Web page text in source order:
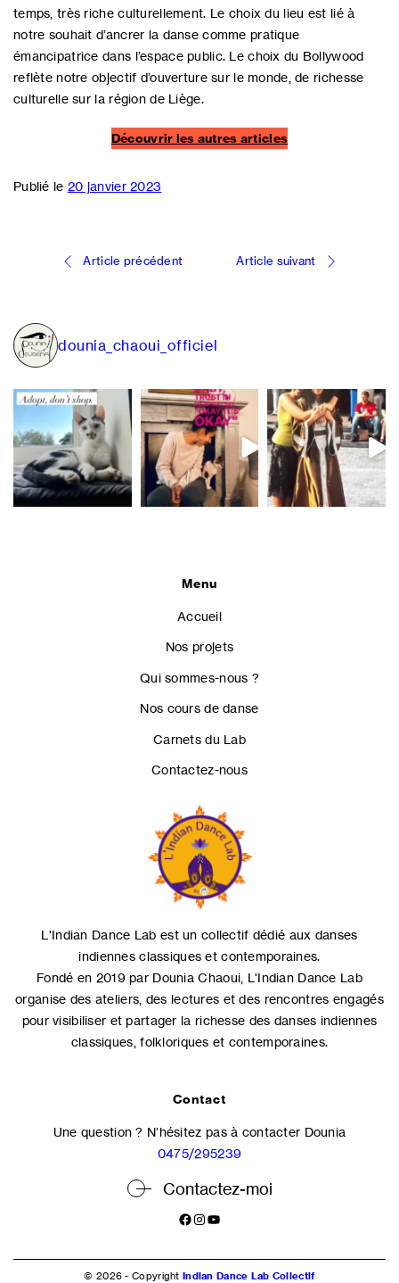
temps, très riche culturellement. Le choix du lieu est lié à
notre souhait d’ancrer la danse comme pratique
émancipatrice dans l’espace public. Le choix du Bollywood
reflète notre objectif d’ouverture sur le monde, de richesse
culturelle sur la région de Liège.
Découvrir les autres articles
Publié le 20 janvier 2023
Navigation
l’article
Article précédent Article suivant
dounia_chaoui_officiel
Menu
Accueil
Nos projets
Qui sommes-nous ?
Nos cours de danse
Carnets du Lab
Contactez-nous
L'Indian Dance Lab est un collectif dédié aux danses
indiennes classiques et contemporaines.
Fondé en 2019 par Dounia Chaoui, L'Indian Dance Lab
organise des ateliers, des lectures et des rencontres engagés
pour visibiliser et partager la richesse des danses indiennes
classiques, folkloriques et contemporaines.
Contact
Une question ? N’hésitez pas à contacter Dounia
0475/295239
Contactez-moi
Facebook
Instagram
YouTube
© 2026 - Copyright Indian Dance Lab Collectif